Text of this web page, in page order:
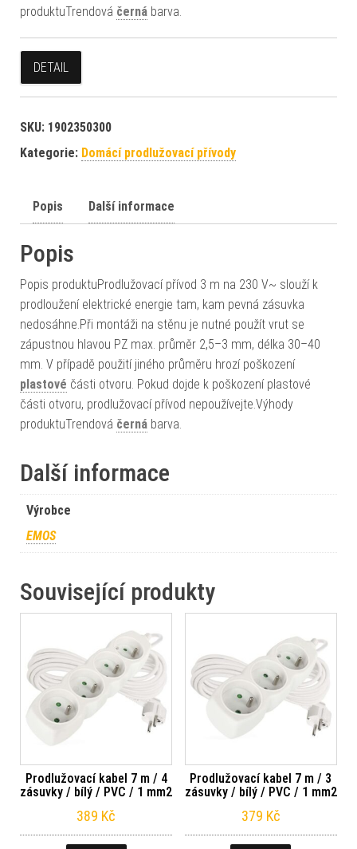
produktuTrendová černá barva.
DETAIL
SKU: 1902350300
Kategorie: Domácí prodlužovací přívody
Popis Další informace
Popis
Popis produktuProdlužovací přívod 3 m na 230 V~ slouží k
prodloužení elektrické energie tam, kam pevná zásuvka
nedosáhne.Při montáži na stěnu je nutné použít vrut se
zápustnou hlavou PZ max. průměr 2,5–3 mm, délka 30–40
mm. V případě použití jiného průměru hrozí poškození
plastové části otvoru. Pokud dojde k poškození plastové
části otvoru, prodlužovací přívod nepoužívejte.Výhody
produktuTrendová černá barva.
Další informace
Výrobce
EMOS
Související produkty
Prodlužovací kabel 7 m / 4
zásuvky / bílý / PVC / 1 mm2
389 Kč
Prodlužovací kabel 7 m / 3
zásuvky / bílý / PVC / 1 mm2
379 Kč